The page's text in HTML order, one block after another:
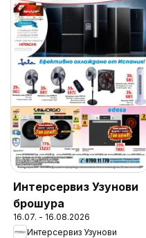
Интерсервиз Узунови
брошура
16.07. - 16.08.2026
Интерсервиз Узунови